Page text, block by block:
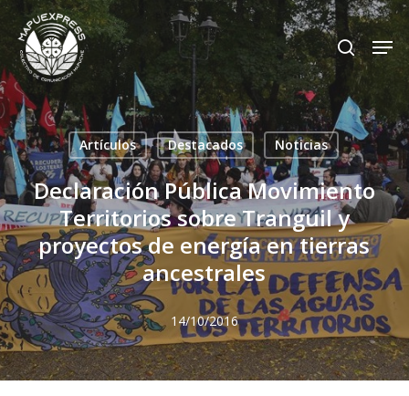
Skip
main
content
search
Artículos Destacados Noticias
Declaración Pública Movimiento
Territorios sobre Tranguil y
proyectos de energía en tierras
ancestrales
14/10/2016
Close
Menu